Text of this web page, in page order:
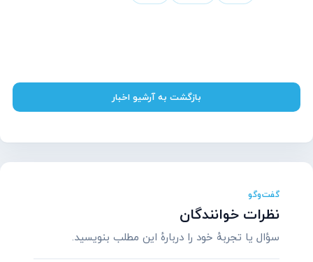
بازگشت به آرشیو اخبار
گفت‌وگو
نظرات خوانندگان
سؤال یا تجربهٔ خود را دربارهٔ این مطلب بنویسید.